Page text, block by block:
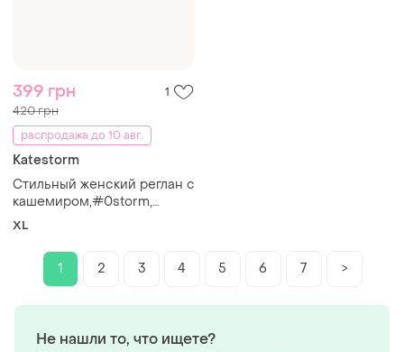
399 грн 1
420 грн
распродажа до 10 авг.
Katestorm
Стильный женский реглан с
кашемиром,#0storm,
немеченица,размер- xl
XL
1 2 3 4 5 6 7 >
Не нашли то, что ищете?